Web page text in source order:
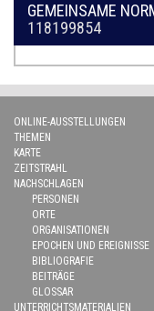
GEMEINSAME
118199854
ONLINE-AUSSTELLUNGEN
THEMEN
KARTE
ZEITSTRAHL
NACHSCHLAGEN
PERSONEN
ORTE
ORGANISATIONEN
EPOCHEN UND EREIGNISSE
BIBLIOGRAFIE
BEITRÄGE
GLOSSAR
UNTERRICHTSMATERIALIEN